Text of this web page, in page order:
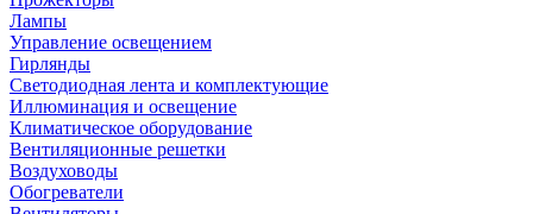
Лампы
Управление освещением
Гирлянды
Светодиодная лента и комплектующие
Иллюминация и освещение
Климатическое оборудование
Вентиляционные решетки
Воздуховоды
Обогреватели